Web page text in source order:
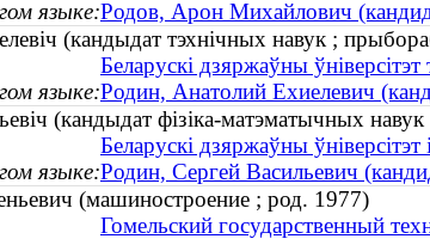
языке:Родов, Арон Михайлович
(кандыдат тэхнічных навук ;
Беларускі дзяржаўны
языке:Родин, Анатолий Ехиелевич
(кандыдат фізіка-матэматычных
Беларускі дзяржаўны
языке:Родин, Сергей Васильевич
(машиностроение ; род. 1977)
Гомельский государственный